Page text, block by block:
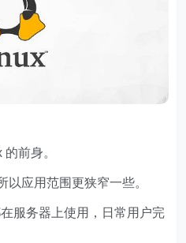
前身。
以应用范围更狭窄一些。
服务器上使用，日常用户完